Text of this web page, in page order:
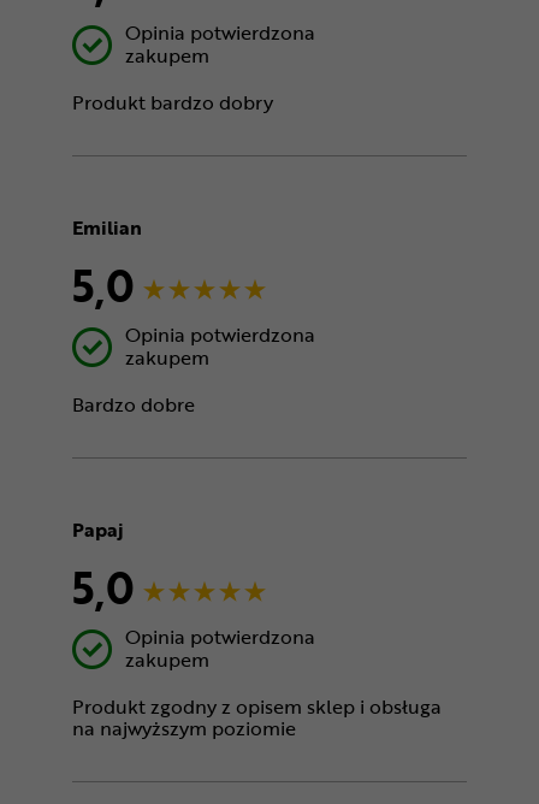
Opinia potwierdzona
zakupem
Produkt bardzo dobry
Emilian
5,0
Opinia potwierdzona
zakupem
Bardzo dobre
Papaj
5,0
Opinia potwierdzona
zakupem
Produkt zgodny z opisem sklep i obsługa
na najwyższym poziomie